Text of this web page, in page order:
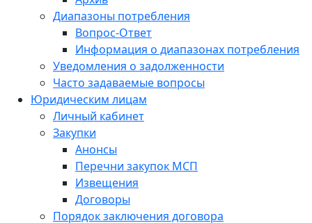
Диапазоны потребления
Вопрос-Ответ
Информация о диапазонах потребления
Уведомления о задолженности
Часто задаваемые вопросы
Юридическим лицам
Личный кабинет
Закупки
Анонсы
Перечни закупок МСП
Извещения
Договоры
Порядок заключения договора